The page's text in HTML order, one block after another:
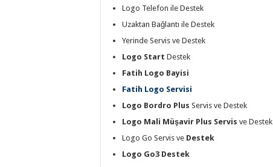
Logo Telefon ile Destek
Uzaktan Bağlantı ile Destek
Yerinde Servis ve Destek
Logo Start Destek
Fatih Logo Bayisi
Fatih Logo Servisi
Logo Bordro Plus Servis ve Destek
Logo Mali Müşavir Plus Servis ve Destek
Logo Go Servis ve Destek
Logo Go3 Destek